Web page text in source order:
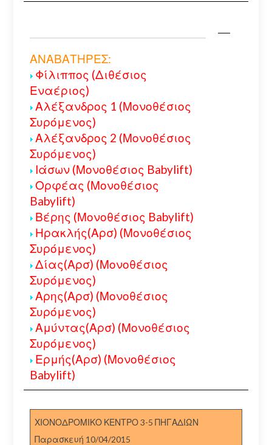
ΑΝΑΒΑΤΗΡΕΣ:
Φίλιππος (Διθέσιος
Εναέριος)
Αλέξανδρος 1 (Μονοθέσιος
Συρόμενος)
Αλέξανδρος 2 (Μονοθέσιος
Συρόμενος)
Ιάσων (Μονοθέσιος Babylift)
Ορφέας (Μονοθέσιος
Babylift)
Βέρης (Μονοθέσιος Babylift)
Ηρακλής(Αρσ) (Μονοθέσιος
Συρόμενος)
Δίας(Αρσ) (Μονοθέσιος
Συρόμενος)
Αρης(Αρσ) (Μονοθέσιος
Συρόμενος)
Αμύντας(Αρσ) (Μονοθέσιος
Συρόμενος)
Ερμής(Αρσ) (Μονοθέσιος
Babylift)
ΧΙΟΝΟΔΡΟΜΙΚΟ ΚΕΝΤΡΟ 3-5 ΠΗΓΑΔΙΩΝ
Παρασκευή 10/04/2015